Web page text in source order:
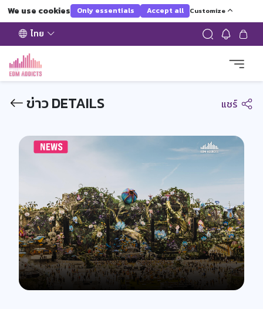
We use cookies Only essentials Accept all Customize
ไทย
ข่าว DETAILS แชร์